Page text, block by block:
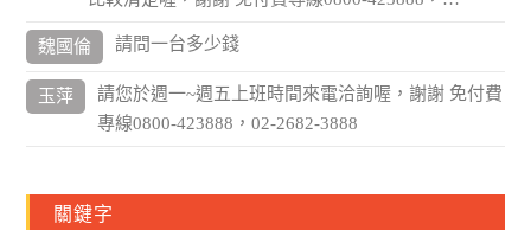
魏國倫 請問一台多少錢
玉萍
請您於週一~週五上班時間來電洽詢喔，謝謝 免付費
專線0800-423888，02-2682-3888
關鍵字